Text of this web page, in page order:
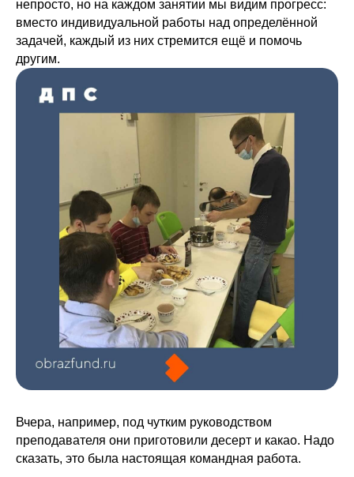
непросто, но на каждом занятии мы видим прогресс:
вместо индивидуальной работы над определённой
задачей, каждый из них стремится ещё и помочь
другим.
Вчера, например, под чутким руководством
преподавателя они приготовили десерт и какао. Надо
сказать, это была настоящая командная работа.